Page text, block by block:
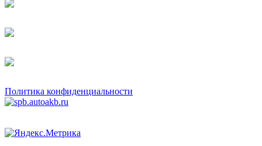
Политика конфиденциальности